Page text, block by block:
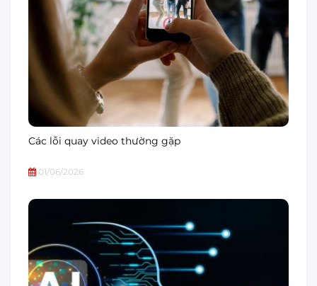
Các lỗi quay video thường gặp
01/06/2026